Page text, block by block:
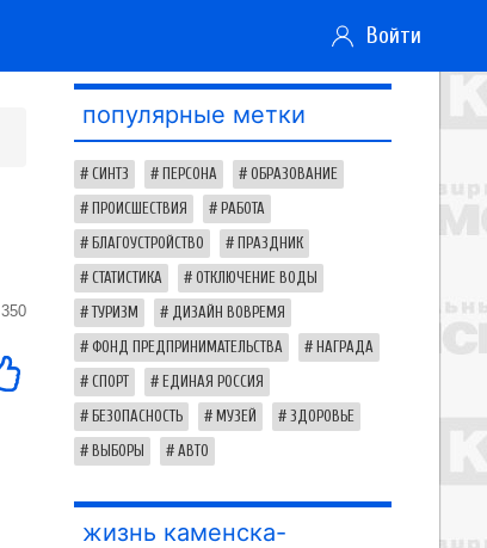
Войти
350
популярные метки
СИНТЗ ПЕРСОНА ОБРАЗОВАНИЕ
ПРОИСШЕСТВИЯ РАБОТА
БЛАГОУСТРОЙСТВО ПРАЗДНИК
СТАТИСТИКА ОТКЛЮЧЕНИЕ ВОДЫ
ТУРИЗМ ДИЗАЙН ВОВРЕМЯ
ФОНД ПРЕДПРИНИМАТЕЛЬСТВА НАГРАДА
СПОРТ ЕДИНАЯ РОССИЯ
БЕЗОПАСНОСТЬ МУЗЕЙ ЗДОРОВЬЕ
ВЫБОРЫ АВТО
жизнь каменска-